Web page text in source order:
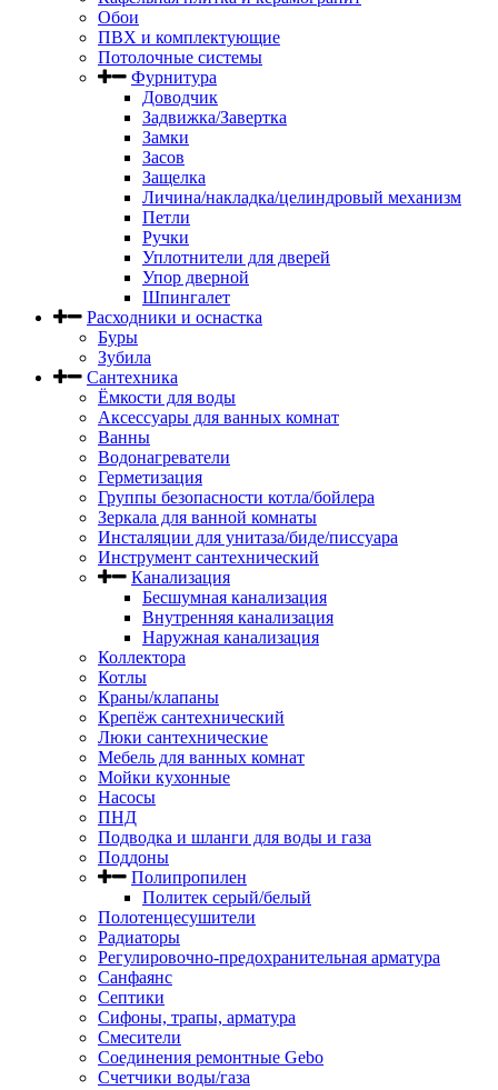
Обои
ПВХ и комплектующие
Потолочные системы
Фурнитура
Доводчик
Задвижка/Завертка
Замки
Засов
Защелка
Личина/накладка/целиндровый механизм
Петли
Ручки
Уплотнители для дверей
Упор дверной
Шпингалет
Расходники и оснастка
Буры
Зубила
Сантехника
Ёмкости для воды
Аксессуары для ванных комнат
Ванны
Водонагреватели
Герметизация
Группы безопасности котла/бойлера
Зеркала для ванной комнаты
Инсталяции для унитаза/биде/писсуара
Инструмент сантехнический
Канализация
Бесшумная канализация
Внутренняя канализация
Наружная канализация
Коллектора
Котлы
Краны/клапаны
Крепёж сантехнический
Люки сантехнические
Мебель для ванных комнат
Мойки кухонные
Насосы
ПНД
Подводка и шланги для воды и газа
Поддоны
Полипропилен
Политек серый/белый
Полотенцесушители
Радиаторы
Регулировочно-предохранительная арматура
Санфаянс
Септики
Сифоны, трапы, арматура
Смесители
Соединения ремонтные Gebo
Счетчики воды/газа